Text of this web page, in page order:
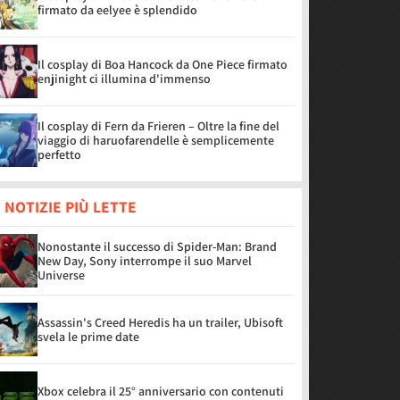
firmato da eelyee è splendido
Il cosplay di Boa Hancock da One Piece firmato
enjinight ci illumina d'immenso
Il cosplay di Fern da Frieren – Oltre la fine del
viaggio di haruofarendelle è semplicemente
perfetto
NOTIZIE PIÙ LETTE
Nonostante il successo di Spider-Man: Brand
New Day, Sony interrompe il suo Marvel
Universe
Assassin's Creed Heredis ha un trailer, Ubisoft
svela le prime date
Xbox celebra il 25° anniversario con contenuti